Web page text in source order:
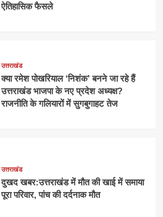
ऐतिहासिक फैसले
उत्तराखंड
क्या रमेश पोखरियाल ‘निशंक’ बनने जा रहे हैं
उत्तराखंड भाजपा के नए प्रदेश अध्यक्ष?
राजनीति के गलियारों में सुगबुगाहट तेज
उत्तराखंड
दुखद खबर:उत्तराखंड में मौत की खाई में समाया
पूरा परिवार, पांच की दर्दनाक मौत